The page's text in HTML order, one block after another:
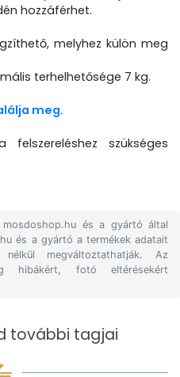
hozzáférhet.
melyhez külön meg
terhelhetősége 7 kg.
meg.
szükséges
és a gyártó által
és a gyártó a termékek adatait
megváltoztathatják. Az
hibákért, fotó eltérésekért
további tagjai